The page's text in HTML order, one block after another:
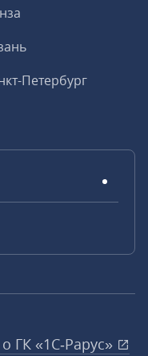
Петербург
ГК «1С‑Рарус»